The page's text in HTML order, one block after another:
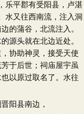
乐平郡有受阳县，卢湛
水又往西南流，注入洞
的蒲谷，北流注入。
源头就在北边近处。
协助神灵，接受天使
于后世；祠庙屋宇虽
以原过取名了。水往
阳县南边，